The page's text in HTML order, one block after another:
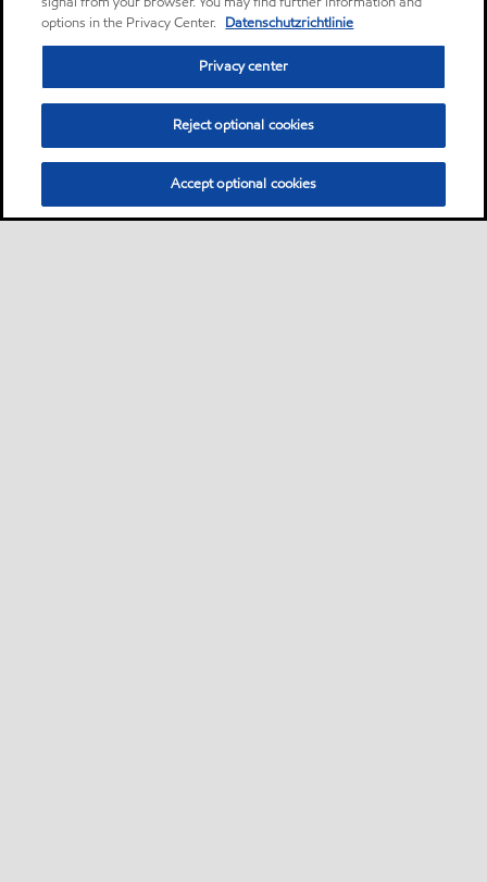
options in the Privacy Center. Datenschutzrichtlinie
Privacy center
Reject optional cookies
Accept optional cookies